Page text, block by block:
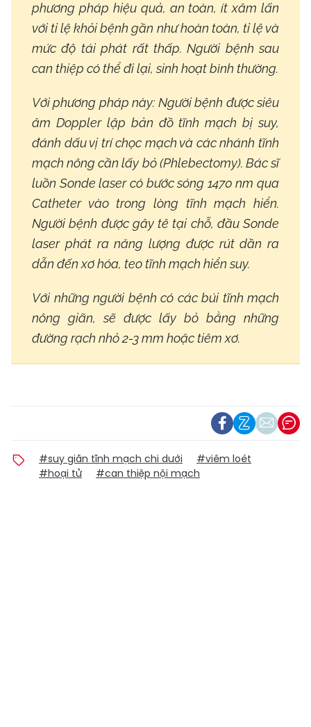
phương pháp hiệu quả, an toàn, ít xâm lấn
với tỉ lệ khỏi bệnh gần như hoàn toàn, tỉ lệ và
mức độ tái phát rất thấp. Người bệnh sau
can thiệp có thể đi lại, sinh hoạt bình thường.
Với phương pháp này: Người bệnh được siêu
âm Doppler lập bản đồ tĩnh mạch bị suy,
đánh dấu vị trí chọc mạch và các nhánh tĩnh
mạch nông cần lấy bỏ (Phlebectomy). Bác sĩ
luồn Sonde laser có bước sóng 1470 nm qua
Catheter vào trong lòng tĩnh mạch hiển.
Người bệnh được gây tê tại chỗ, đầu Sonde
laser phát ra năng lượng được rút dần ra
dẫn đến xơ hóa, teo tĩnh mạch hiển suy.
Với những người bệnh có các búi tĩnh mạch
nông giãn, sẽ được lấy bỏ bằng những
đường rạch nhỏ 2-3 mm hoặc tiêm xơ.
#suy giãn tĩnh mạch chi dưới
#viêm loét
#hoại tử
#can thiệp nội mạch